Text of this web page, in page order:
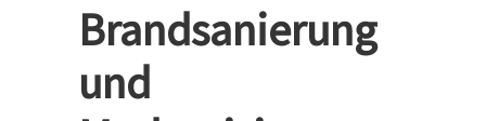
Brandsanierung
und